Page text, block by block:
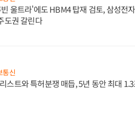
울트라'에도 HBM4 탑재 검토, 삼성전
도권 갈린다
통신
스트와 특허분쟁 매듭, 5년 동안 최대